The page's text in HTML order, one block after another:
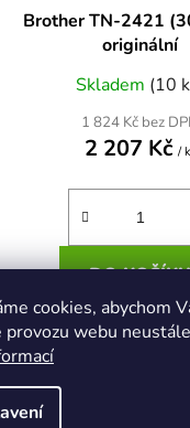
cookies, abychom
provozu webu
Brother TN-2421
originální
Skladem (10
1 824 Kč bez
2 207 Kč /
DO